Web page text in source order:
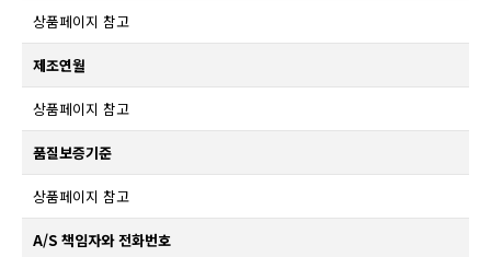
상품페이지 참고
제조연월
상품페이지 참고
품질보증기준
상품페이지 참고
A/S 책임자와 전화번호